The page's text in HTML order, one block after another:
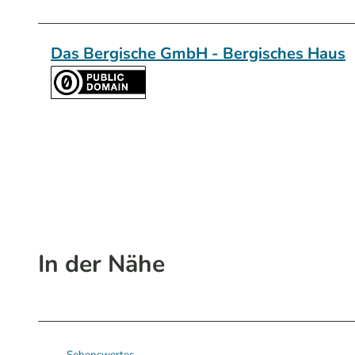
Das Bergische GmbH - Bergisches Haus
In der Nähe